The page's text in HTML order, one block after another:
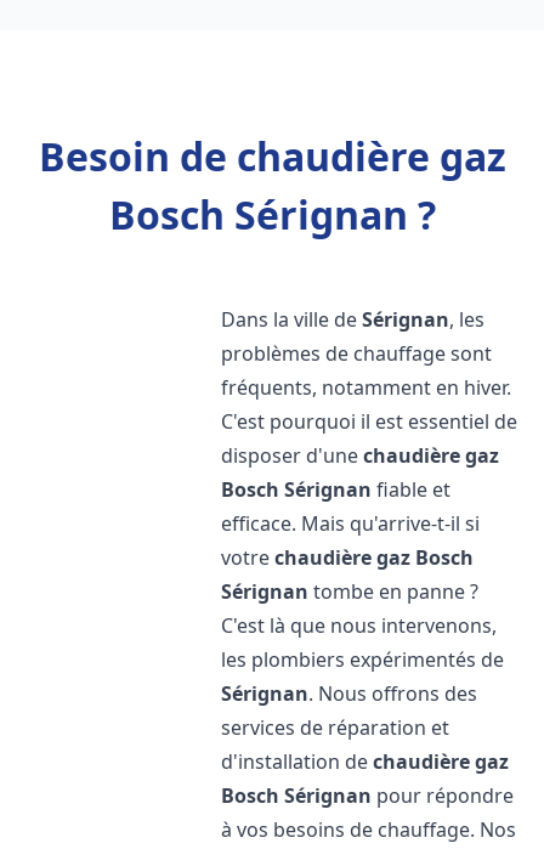
Besoin de chaudière gaz
Bosch Sérignan ?
Dans la ville deSérignan, les
problèmes de chauffage sont
fréquents, notamment en hiver.
C'est pourquoi il est essentiel de
disposer d'unechaudière gaz
Bosch Sérignan fiable et
efficace. Mais qu'arrive-t-il si
votrechaudière gaz Bosch
Sérignan tombe en panne ?
C'est là que nous intervenons,
les plombiers expérimentés de
Sérignan. Nous offrons des
services de réparation et
d'installation dechaudière gaz
Bosch Sérignan pour répondre
à vos besoins de chauffage. Nos